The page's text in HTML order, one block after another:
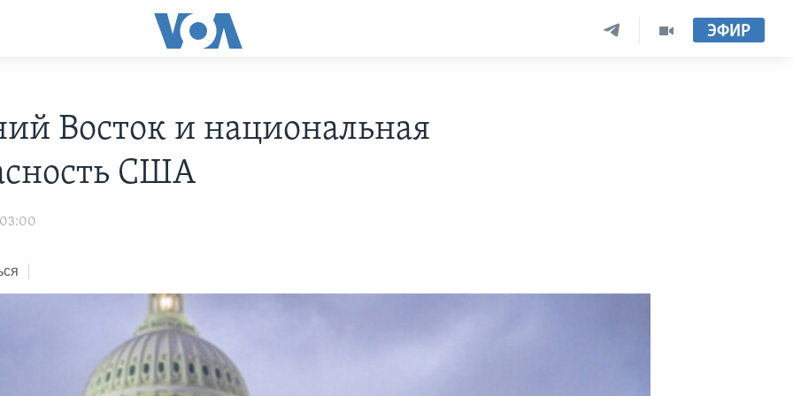
ЭФИР
Восток и национальная
США